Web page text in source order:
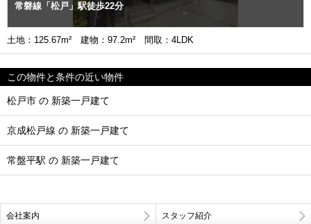
常磐線「松戸」駅徒歩22分
土地：125.67m² 建物：97.2m² 間取：4LDK
この物件と条件の近い物件
松戸市 の 新築一戸建て
京成松戸線 の 新築一戸建て
常盤平駅 の 新築一戸建て
会社案内 スタッフ紹介